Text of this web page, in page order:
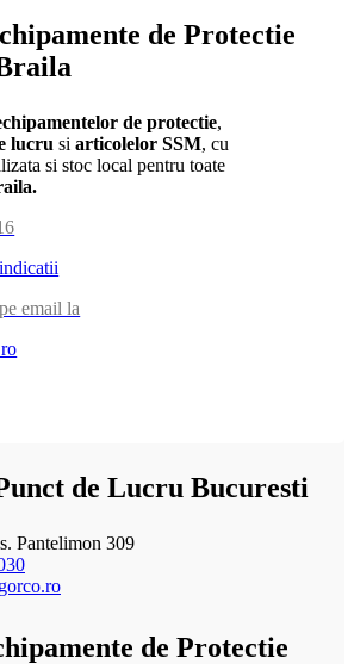
de Protectie
de protectie,
lucru siarticolelor SSM, cu
si stoc local pentru toate
email la
de Lucru Bucuresti
Pantelimon 309
de Protectie